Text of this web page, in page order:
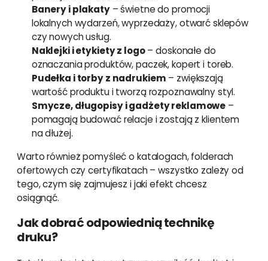
Banery i plakaty– świetne do promocji
lokalnych wydarzeń, wyprzedaży, otwarć sklepów
czy nowych usług.
Naklejki i etykiety z logo– doskonałe do
oznaczania produktów, paczek, kopert i toreb.
Pudełka i torby z nadrukiem – zwiększają
wartość produktu i tworzą rozpoznawalny styl.
Smycze, długopisy i gadżety reklamowe –
pomagają budować relacje i zostają z klientem
na dłużej.
Warto również pomyśleć o katalogach, folderach
ofertowych czy certyfikatach – wszystko zależy od
tego, czym się zajmujesz i jaki efekt chcesz
osiągnąć.
Jak dobrać odpowiednią technikę
druku?